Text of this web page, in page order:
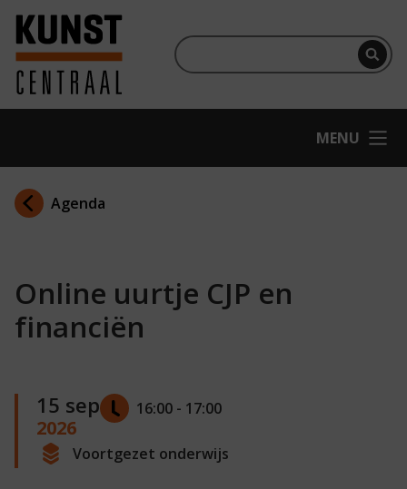
Ga naar hoofdinhoud
Terug naar homepage
OPEN
MENU
Agenda
Online uurtje CJP en
financiën
15 sep
2026
16:00 - 17:00
Voortgezet onderwijs